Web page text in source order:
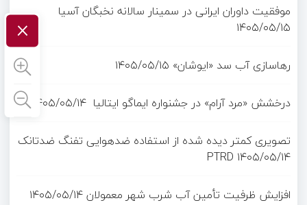
موفقیت داوران ایرانی در سمینار سالانه نخبگان آسیا
۱۴۰۵/۰۵/۱۵
رهاسازی آب سد «ایوشان» ۱۴۰۵/۰۵/۱۵
درخشش «مرد آرام» در جشنواره ایماگو ایتالیا ۱۴۰۵/۰۵/۱۴
تصویری کمتر دیده شده از استفاده ضدهوایی تفنگ ضدتانک
PTRD ۱۴۰۵/۰۵/۱۴
افزایش ظرفیت تأمین آب شرب شهر معمولان۱۴۰۵/۰۵/۱۴
×